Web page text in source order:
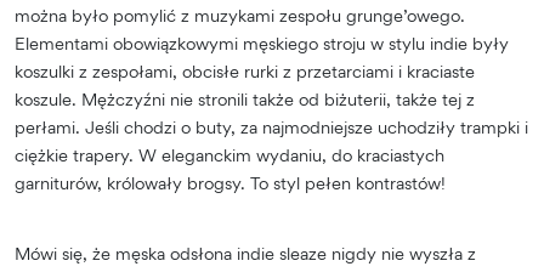
można było pomylić z muzykami zespołu grunge’owego.
Elementami obowiązkowymi męskiego stroju w stylu indie były
koszulki z zespołami, obcisłe rurki z przetarciami i kraciaste
koszule. Mężczyźni nie stronili także od biżuterii, także tej z
perłami. Jeśli chodzi o buty, za najmodniejsze uchodziły trampki i
ciężkie trapery. W eleganckim wydaniu, do kraciastych
garniturów, królowały brogsy. To styl pełen kontrastów!
Mówi się, że męska odsłona indie sleaze nigdy nie wyszła z